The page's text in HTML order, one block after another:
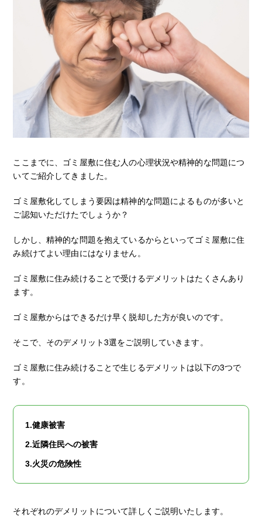
ここまでに、ゴミ屋敷に住む人の心理状況や精神的な問題につ
いてご紹介してきました。
ゴミ屋敷化してしまう要因は精神的な問題によるものが多いと
ご認知いただけたでしょうか？
しかし、精神的な問題を抱えているからといってゴミ屋敷に住
み続けてよい理由にはなりません。
ゴミ屋敷に住み続けることで受けるデメリットはたくさんあり
ます。
ゴミ屋敷からはできるだけ早く脱却した方が良いのです。
そこで、そのデメリット3選をご説明していきます。
ゴミ屋敷に住み続けることで生じるデメリットは以下の3つで
す。
1.健康被害
2.近隣住民への被害
3.火災の危険性
それぞれのデメリットについて詳しくご説明いたします。